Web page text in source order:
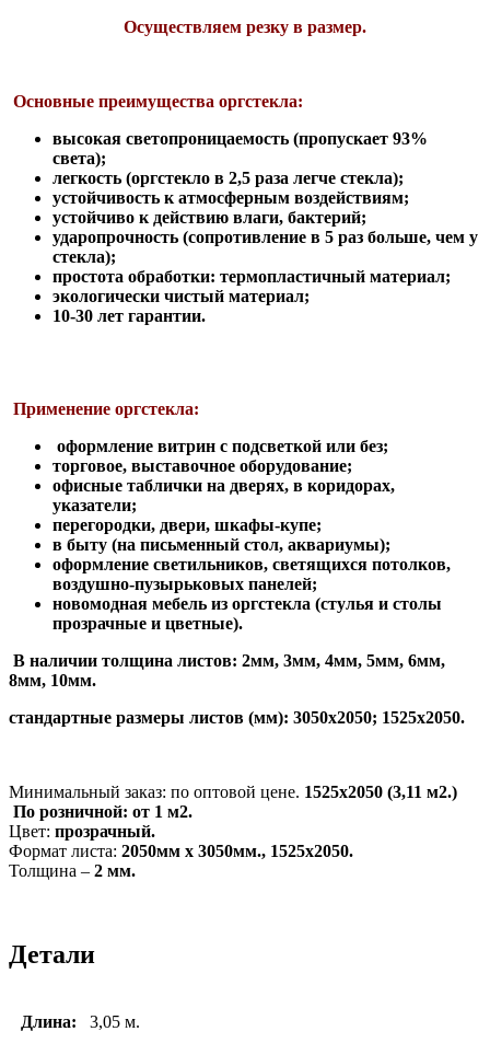
Осуществляем резку в размер.
Основные преимущества оргстекла:
высокая светопроницаемость (пропускает 93%
света);
легкость (оргстекло в 2,5 раза легче стекла);
устойчивость к атмосферным воздействиям;
устойчиво к действию влаги, бактерий;
ударопрочность (сопротивление в 5 раз больше, чем у
стекла);
простота обработки: термопластичный материал;
экологически чистый материал;
10-30 лет гарантии.
Применение оргстекла:
оформление витрин с подсветкой или без;
торговое, выставочное оборудование;
офисные таблички на дверях, в коридорах,
указатели;
перегородки, двери, шкафы-купе;
в быту (на письменный стол, аквариумы);
оформление светильников, светящихся потолков,
воздушно-пузырьковых панелей;
новомодная мебель из оргстекла (стулья и столы
прозрачные и цветные).
В наличии толщина листов: 2мм, 3мм, 4мм, 5мм, 6мм,
8мм, 10мм.
стандартные размеры листов (мм): 3050х2050; 1525х2050.
Минимальный заказ: по оптовой цене. 1525х2050 (3,11 м2.)
По розничной: от 1 м2.
Цвет: прозрачный.
Формат листа: 2050мм х 3050мм., 1525х2050.
Толщина – 2 мм.
Детали
Длина: 3,05 м.